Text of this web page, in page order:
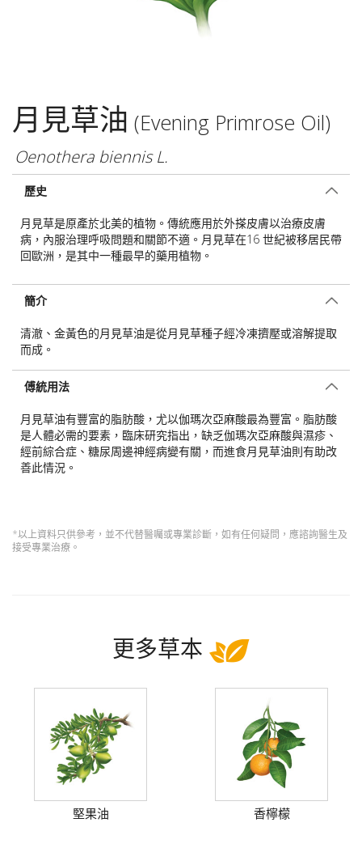
月見草油 (Evening Primrose Oil)
Oenothera biennis L.
歷史
月見草是原產於北美的植物。傳統應用於外搽皮膚以治療皮膚
病，內服治理呼吸問題和關節不適。月見草在16 世紀被移居民帶
回歐洲，是其中一種最早的藥用植物。
簡介
清澈、金黃色的月見草油是從月見草種子經冷凍擠壓或溶解提取
而成。
傅統用法
月見草油有豐富的脂肪酸，尤以伽瑪次亞麻酸最為豐富。脂肪酸
是人體必需的要素，臨床研究指出，缺乏伽瑪次亞麻酸與濕疹、
經前綜合症、糖尿周邊神經病變有關，而進食月見草油則有助改
善此情況。
*以上資料只供參考，並不代替醫囑或專業診斷，如有任何疑問，應諮詢醫生及
接受專業治療。
更多草本
堅果油 香檸檬